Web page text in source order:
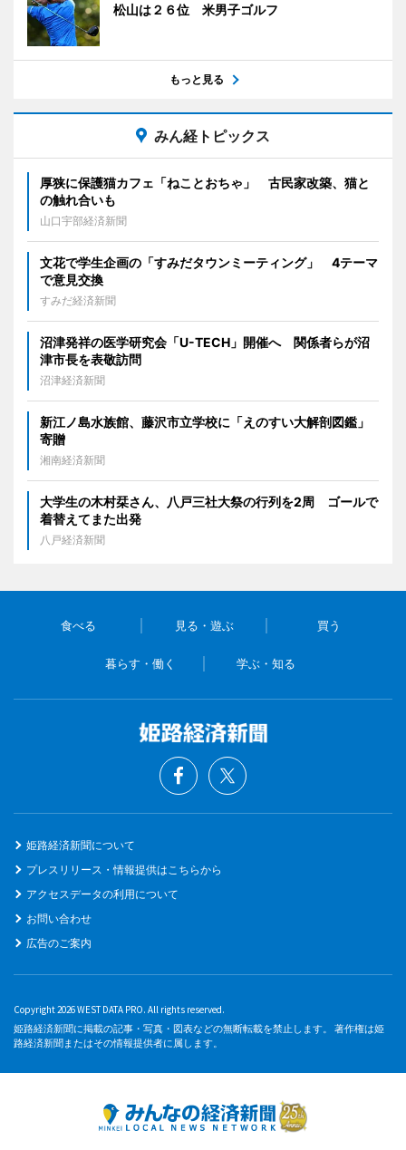
松山は２６位 米男子ゴルフ
もっと見る
みん経トピックス
厚狭に保護猫カフェ「ねことおちゃ」 古民家改築、猫と
の触れ合いも
山口宇部経済新聞
文花で学生企画の「すみだタウンミーティング」 4テーマ
で意見交換
すみだ経済新聞
沼津発祥の医学研究会「U-TECH」開催へ 関係者らが沼
津市長を表敬訪問
沼津経済新聞
新江ノ島水族館、藤沢市立学校に「えのすい大解剖図鑑」
寄贈
湘南経済新聞
大学生の木村栞さん、八戸三社大祭の行列を2周 ゴールで
着替えてまた出発
八戸経済新聞
食べる 見る・遊ぶ 買う
暮らす・働く 学ぶ・知る
姫路経済新聞について
プレスリリース・情報提供はこちらから
アクセスデータの利用について
お問い合わせ
広告のご案内
Copyright 2026 WEST DATA PRO. All rights reserved.
姫路経済新聞に掲載の記事・写真・図表などの無断転載を禁止します。 著作権は姫
路経済新聞またはその情報提供者に属します。